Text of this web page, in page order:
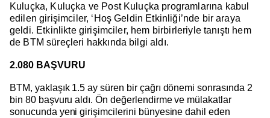
Kuluçka, Kuluçka ve Post Kuluçka programlarına kabul
edilen girişimciler, ‘Hoş Geldin Etkinliği’nde bir araya
geldi. Etkinlikte girişimciler, hem birbirleriyle tanıştı hem
de BTM süreçleri hakkında bilgi aldı.
2.080 BAŞVURU
BTM, yaklaşık 1.5 ay süren bir çağrı dönemi sonrasında 2
bin 80 başvuru aldı. Ön değerlendirme ve mülakatlar
sonucunda yeni girişimcilerini bünyesine dahil eden